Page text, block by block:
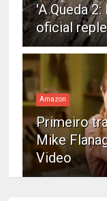
'A Queda
oficial
Amazon
Primeiro
Mike
Video